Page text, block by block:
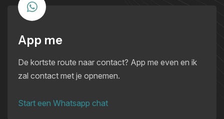
App me
De kortste route naar contact? App me even en ik
zal contact met je opnemen.
Start een Whatsapp chat